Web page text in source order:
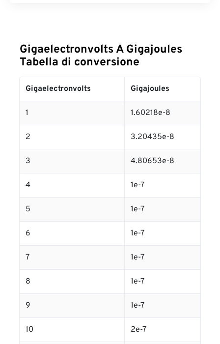
Gigaelectronvolts A Gigajoules
Tabella di conversione
Gigaelectronvolts Gigajoules
1 1.60218e-8
2 3.20435e-8
3 4.80653e-8
4 1e-7
5 1e-7
6 1e-7
7 1e-7
8 1e-7
9 1e-7
10 2e-7